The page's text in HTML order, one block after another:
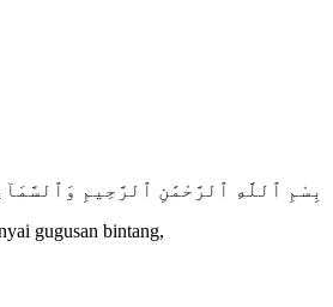
بِسْمِ ٱللَّهِ ٱلرَّحْمَٰنِ ٱلرَّحِيمِ
gugusan bintang,